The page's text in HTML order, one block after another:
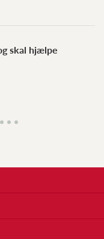
skal hjælpe